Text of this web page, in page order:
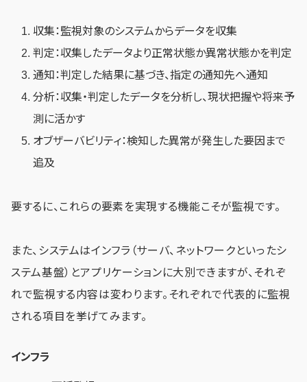
収集：監視対象のシステムからデータを収集
判定：収集したデータより正常状態か異常状態かを判定
通知：判定した結果に基づき、指定の通知先へ通知
分析：収集・判定したデータを分析し、現状把握や将来予
測に活かす
オブザーバビリティ：検知した異常が発生した要因まで
追及
要するに、これらの要素を実現する機能こそが監視です。
また、システムはインフラ（サーバ、ネットワークといったシ
ステム基盤）とアプリケーションに大別できますが、それぞ
れで監視する内容は変わります。それぞれで代表的に監視
される項目を挙げてみます。
インフラ